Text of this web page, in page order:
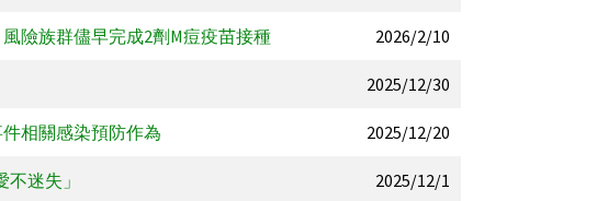
險族群儘早完成2劑M痘疫苗接種 2026/2/10
2025/12/30
相關感染預防作為 2025/12/20
迷失」 2025/12/1